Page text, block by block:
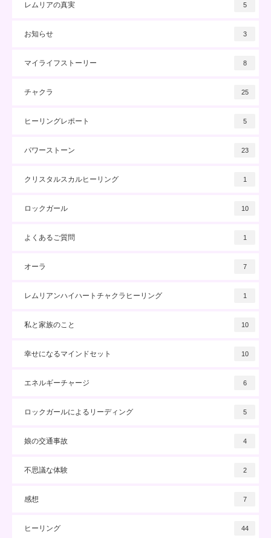
レムリアの真実 5
お知らせ 3
マイライフストーリー 8
チャクラ 25
ヒーリングレポート 5
パワーストーン 23
クリスタルスカルヒーリング 1
ロックガール 10
よくあるご質問 1
オーラ 7
レムリアンハイハートチャクラヒーリング 1
私と家族のこと 10
幸せになるマインドセット 10
エネルギーチャージ 6
ロックガールによるリーディング 5
娘の交通事故 4
不思議な体験 2
感想 7
ヒーリング 44